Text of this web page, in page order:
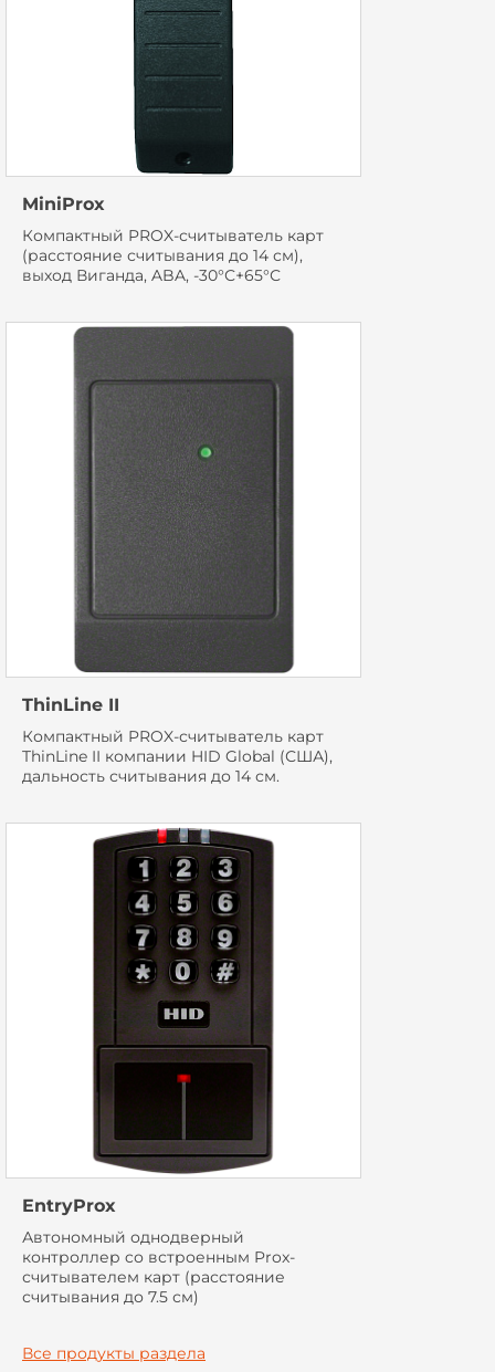
MiniProx
Компактный PROX-считыватель карт
(расстояние считывания до 14 см),
выход Виганда, ABA, -30°С+65°С
ThinLine II
Компактный PROX-считыватель карт
ThinLine II компании HID Global (США),
дальность считывания до 14 см.
EntryProx
Автономный однодверный
контроллер cо встроенным Prox-
считывателем карт (расстояние
считывания до 7.5 см)
Все продукты раздела